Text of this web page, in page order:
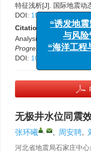
特征浅析[J]. 国际地震动
DOI: 10.3969/
Citation:
Huanxi
Analysis on
Progress in Earthquake
DOI: 10.3969/
无极井水位同震
张环曦 , , 周安聘,
河北省地震局石家庄中
“诱发地
与风
“海洋工